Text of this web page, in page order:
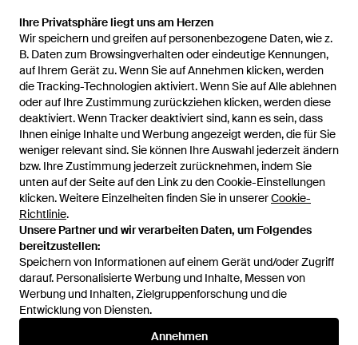
Ihre Privatsphäre liegt uns am Herzen
Wir speichern und greifen auf personenbezogene Daten, wie z.
B. Daten zum Browsingverhalten oder eindeutige Kennungen,
auf Ihrem Gerät zu. Wenn Sie auf Annehmen klicken, werden
die Tracking-Technologien aktiviert. Wenn Sie auf Alle ablehnen
oder auf Ihre Zustimmung zurückziehen klicken, werden diese
deaktiviert. Wenn Tracker deaktiviert sind, kann es sein, dass
Ihnen einige Inhalte und Werbung angezeigt werden, die für Sie
weniger relevant sind. Sie können Ihre Auswahl jederzeit ändern
bzw. Ihre Zustimmung jederzeit zurücknehmen, indem Sie
unten auf der Seite auf den Link zu den Cookie-Einstellungen
klicken. Weitere Einzelheiten finden Sie in unsererCookie-
Richtlinie.
Unsere Partner und wir verarbeiten Daten, um Folgendes
bereitzustellen:
Speichern von Informationen auf einem Gerät und/oder Zugriff
darauf. Personalisierte Werbung und Inhalte, Messen von
Werbung und Inhalten, Zielgruppenforschung und die
Entwicklung von Diensten.
Annehmen
Ihre Privatsphäre liegt uns am Herzen
Wir speichern und greifen auf personenbezogene Daten, wie z.
B. Daten zum Browsingverhalten oder eindeutige Kennungen,
auf Ihrem Gerät zu. Wenn Sie auf Annehmen klicken, werden
die Tracking-Technologien aktiviert. Wenn Sie auf Alle ablehnen
oder auf Ihre Zustimmung zurückziehen klicken, werden diese
deaktiviert. Wenn Tracker deaktiviert sind, kann es sein, dass
Ihnen einige Inhalte und Werbung angezeigt werden, die für Sie
weniger relevant sind. Sie können Ihre Auswahl jederzeit ändern
bzw. Ihre Zustimmung jederzeit zurücknehmen, indem Sie
unten auf der Seite auf den Link zu den Cookie-Einstellungen
klicken. Weitere Einzelheiten finden Sie in unsererCookie-
Richtlinie.
Unsere Partner und wir verarbeiten Daten, um Folgendes
bereitzustellen:
Speichern von Informationen auf einem Gerät und/oder Zugriff
darauf. Personalisierte Werbung und Inhalte, Messen von
Werbung und Inhalten, Zielgruppenforschung und die
Entwicklung von Diensten.
Annehmen
241 €
Rococo Sand
Minirock Skirt - Weiß
VonREVOLVE
221 €190 €
Rococo Sand
Minirock - Blau
Von REVOLVE
International